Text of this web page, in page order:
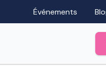
Événements